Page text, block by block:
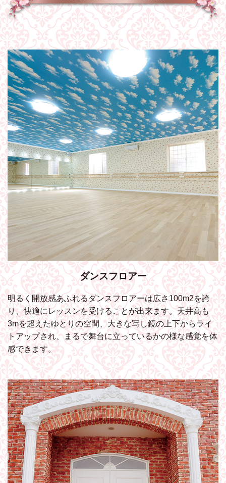
ダンスフロアー
明るく開放感あふれるダンスフロアーは広さ100m2を誇
り、快適にレッスンを受けることが出来ます。天井高も
3mを超えたゆとりの空間、大きな写し鏡の上下からライ
トアップされ、まるで舞台に立っているかの様な感覚を体
感できます。